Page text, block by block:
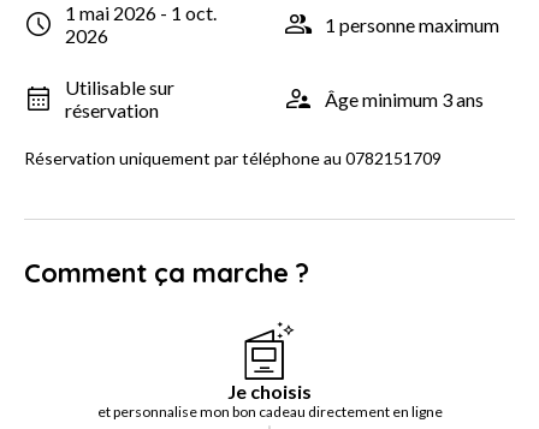
1 mai 2026 - 1 oct.
2026
1 personne maximum
Utilisable sur
réservation
Âge minimum 3 ans
Réservation uniquement par téléphone au 0782151709
Comment ça marche ?
Je choisis
et personnalise mon bon cadeau directement en ligne